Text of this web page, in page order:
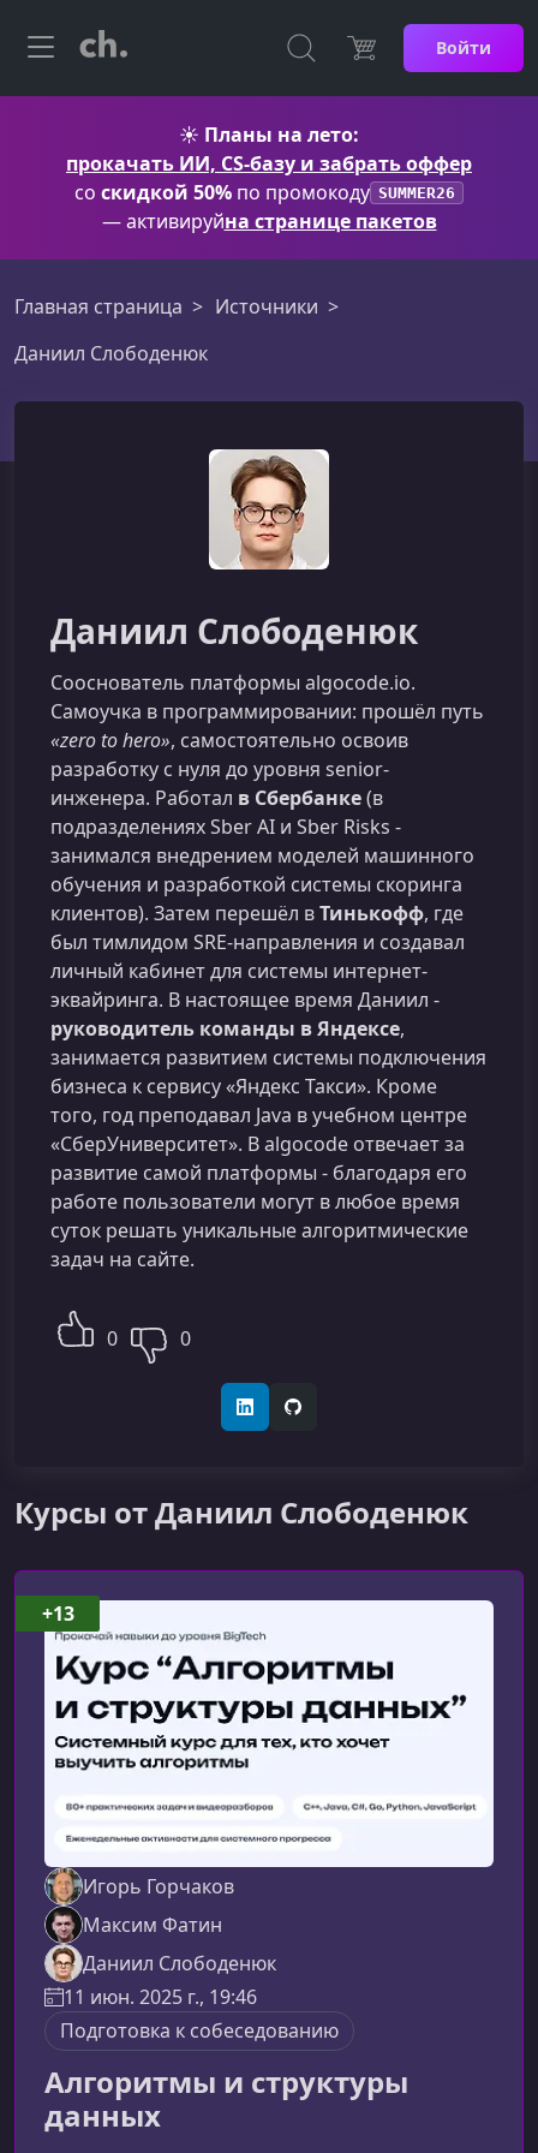
Войти
☀️ Планы на лето:
прокачать ИИ, CS-базу и забрать оффер
со скидкой 50% по промокоду SUMMER26
— активируйна странице пакетов
Главная страница
Источники
Даниил Слободенюк
Даниил Слободенюк
Сооснователь платформы algocode.io.
Самоучка в программировании: прошёл путь
«zero to hero», самостоятельно освоив
разработку с нуля до уровня senior-
инженера. Работал в Сбербанке(в
подразделениях Sber AI и Sber Risks -
занимался внедрением моделей машинного
обучения и разработкой системы скоринга
клиентов). Затем перешёл вТинькофф, где
был тимлидом SRE-направления и создавал
личный кабинет для системы интернет-
эквайринга. В настоящее время Даниил -
руководитель команды в Яндексе,
занимается развитием системы подключения
бизнеса к сервису «Яндекс Такси». Кроме
того, год преподавал Java в учебном центре
«СберУниверситет». В algocode отвечает за
развитие самой платформы - благодаря его
работе пользователи могут в любое время
суток решать уникальные алгоритмические
задач на сайте.
0 0
LinkedInGitHub
Курсы от Даниил Слободенюк
Игорь Горчаков
Максим Фатин
Даниил Слободенюк
11 июн. 2025 г., 19:46
Подготовка к собеседованию
Алгоритмы и структуры
данных
+13